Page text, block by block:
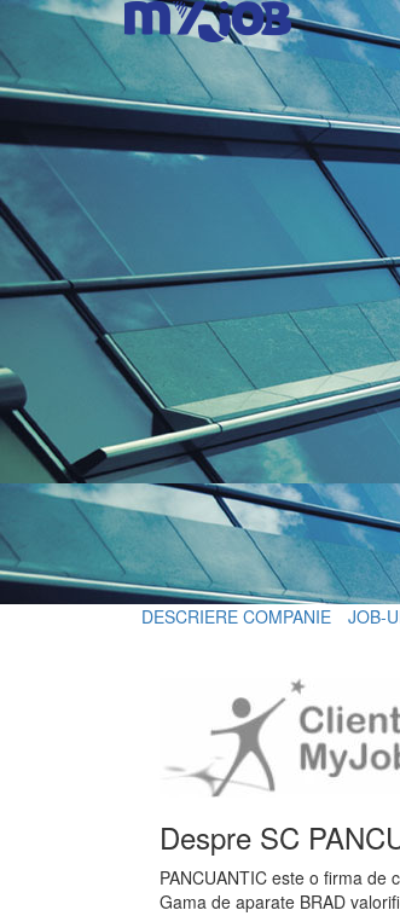
DESCRIERE COMPANIE JOB-
Despre SC
PANCUANTIC este o firma
Gama de aparate BRAD